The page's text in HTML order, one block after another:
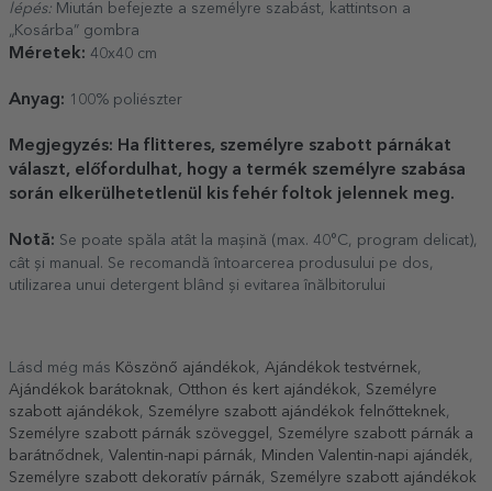
lépés: Miután befejezte a személyre szabást, kattintson a
„Kosárba” gombra
Méretek: 40x40 cm
Anyag: 100% poliészter
Megjegyzés: Ha flitteres, személyre szabott párnákat
választ, előfordulhat, hogy a termék személyre szabása
során elkerülhetetlenül kis fehér foltok jelennek meg.
Notă: Se poate spăla atât la mașină (max. 40°C, program delicat),
cât și manual. Se recomandă întoarcerea produsului pe dos,
utilizarea unui detergent blând și evitarea înălbitorului
Lásd még más Köszönő ajándékok, Ajándékok testvérnek,
Ajándékok barátoknak, Otthon és kert ajándékok, Személyre
szabott ajándékok, Személyre szabott ajándékok felnőtteknek,
Személyre szabott párnák szöveggel , Személyre szabott párnák a
barátnődnek, Valentin-napi párnák, Minden Valentin-napi ajándék,
Személyre szabott dekoratív párnák, Személyre szabott ajándékok